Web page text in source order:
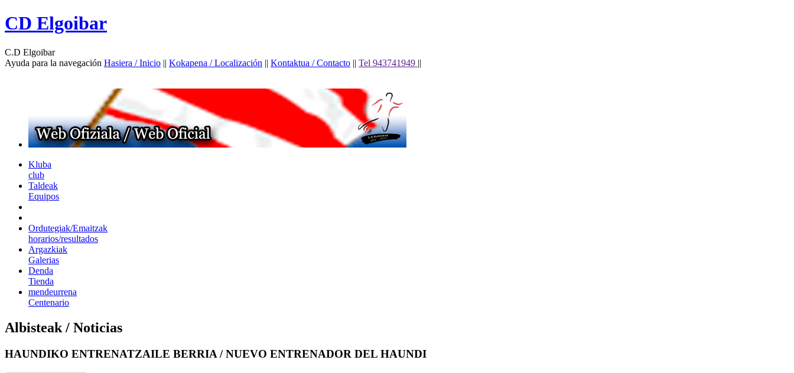
CD Elgoibar
C.D Elgoibar
Ayuda para la navegación Hasiera / Inicio || Kokapena / Localización || Kontaktua / Contacto || Tel 943741949 ||
Kluba
club
Taldeak
Equipos
Ordutegiak/Emaitzak
horarios/resultados
Argazkiak
Galerias
Denda
Tienda
mendeurrena
Centenario
Albisteak / Noticias
HAUNDIKO ENTRENATZAILE BERRIA / NUEVO ENTRENADOR DEL HAUNDI